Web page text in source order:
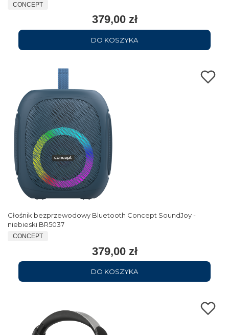
CONCEPT
379,00 zł
DO KOSZYKA
Głośnik bezprzewodowy Bluetooth Concept SoundJoy -
niebieski BR5037
CONCEPT
379,00 zł
DO KOSZYKA